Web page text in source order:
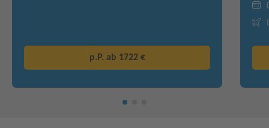
p.P. ab 1722 €